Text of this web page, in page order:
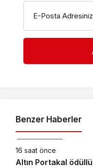
E-Posta Adresiniz
Benzer Haberler
Kültür & Sanat
16 saat önce
Altın Portakal ödüllü